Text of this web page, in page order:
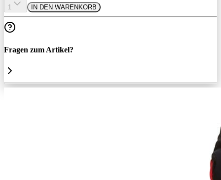
1 IN DEN WARENKORB
Fragen zum Artikel?